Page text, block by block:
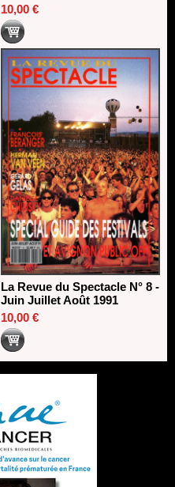
10,00 €
La Revue du Spectacle N° 8 -
Juin Juillet Août 1991
10,00 €